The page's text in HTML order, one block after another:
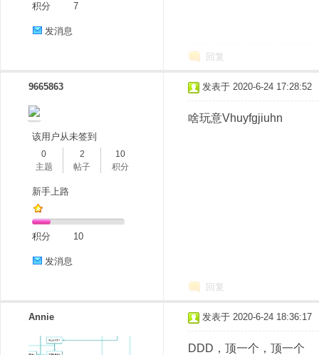
积分 7
发消息
回复
9665863
该用户从未签到
0
主题
2
帖子
10
积分
新手上路
积分 10
发消息
发表于 2020-6-24 17:28:52
啥玩意Vhuyfgjiuhn
回复
Annie 发表于 2020-6-24 18:36:17
DDD，顶一个，顶一个